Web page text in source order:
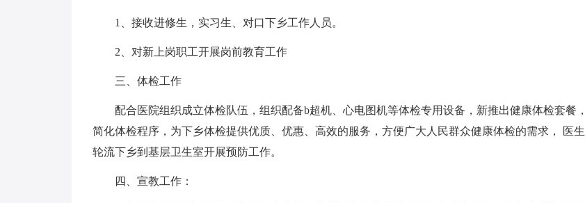
1、接收进修生，实习生、对口下乡工作人员。
2、对新上岗职工开展岗前教育工作
三、体检工作
配合医院组织成立体检队伍，组织配备b超机、心电图机等体检专用设备，新推出健康体检套餐，
简化体检程序，为下乡体检提供优质、优惠、高效的服务，方便广大人民群众健康体检的需求， 医生
轮流下乡到基层卫生室开展预防工作。
四、宣教工作：